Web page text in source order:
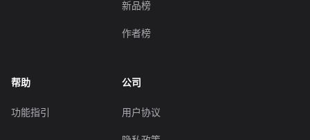
新品榜
作者榜
帮助
功能指引
公司
用户协议